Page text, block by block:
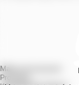
Mapa provozoven
Produkty